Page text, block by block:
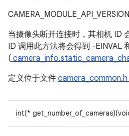
当摄像头断开连接时，其相机 ID
ID 调用此方法将会得到 -EINVAL
(
定义位于文件 camera_common.h
int(*